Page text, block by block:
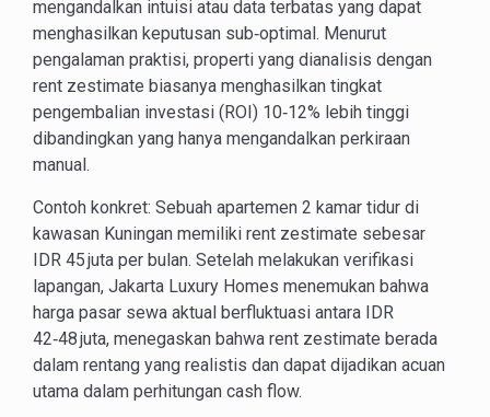
mengandalkan intuisi atau data terbatas yang dapat
menghasilkan keputusan sub‑optimal. Menurut
pengalaman praktisi, properti yang dianalisis dengan
rent zestimate biasanya menghasilkan tingkat
pengembalian investasi (ROI) 10‑12% lebih tinggi
dibandingkan yang hanya mengandalkan perkiraan
manual.
Contoh konkret: Sebuah apartemen 2 kamar tidur di
kawasan Kuningan memiliki rent zestimate sebesar
IDR 45 juta per bulan. Setelah melakukan verifikasi
lapangan, Jakarta Luxury Homes menemukan bahwa
harga pasar sewa aktual berfluktuasi antara IDR
42‑48 juta, menegaskan bahwa rent zestimate berada
dalam rentang yang realistis dan dapat dijadikan acuan
utama dalam perhitungan cash flow.